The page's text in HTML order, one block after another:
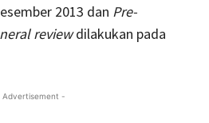
2013 dan Pre-
reviewdilakukan pada
Advertisement -